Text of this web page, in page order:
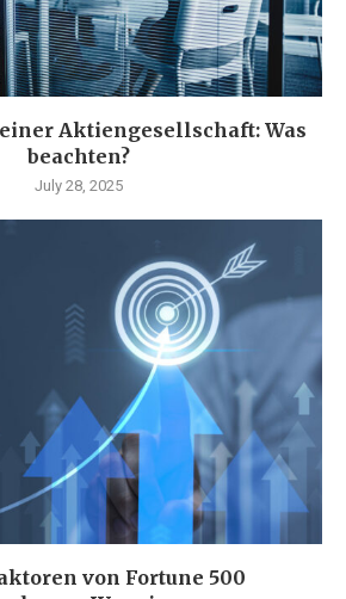
Aktiengesellschaft: Was
beachten?
July 28, 2025
von Fortune 500